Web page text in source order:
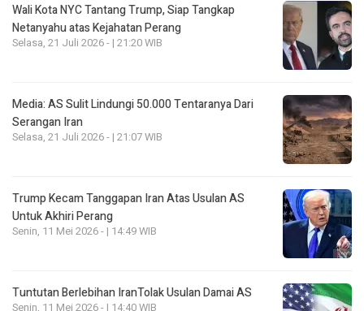
Wali Kota NYC Tantang Trump, Siap Tangkap
Netanyahu atas Kejahatan Perang
Selasa, 21 Juli 2026 - | 21:20 WIB
Media: AS Sulit Lindungi 50.000 Tentaranya Dari
Serangan Iran
Selasa, 21 Juli 2026 - | 21:07 WIB
Trump Kecam Tanggapan Iran Atas Usulan AS
Untuk Akhiri Perang
Senin, 11 Mei 2026 - | 14:49 WIB
Tuntutan Berlebihan IranTolak Usulan Damai AS
Senin, 11 Mei 2026 - | 14:40 WIB